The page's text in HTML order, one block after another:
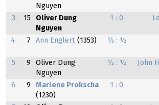
Nguyen
3.
15
Oliver Dung
Nguyen
1 : 0
4.
7 Ann Englert (1353) ½ : ½
5.
9
Oliver Dung
Nguyen
½ : ½ John
6. 9
Marlene Prokscha
(1230)
1 : 0